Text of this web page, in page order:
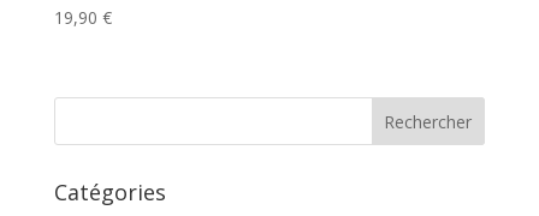
19,90 €
Catégories